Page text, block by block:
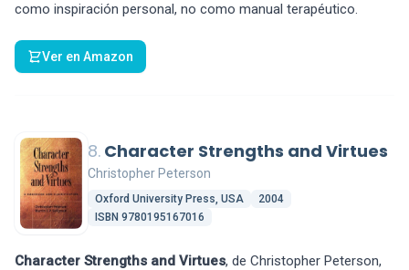
como inspiración personal, no como manual terapéutico.
Ver en Amazon
8. Character Strengths and Virtues
Christopher Peterson
Oxford University Press, USA
2004
ISBN 9780195167016
Character Strengths and Virtues, de Christopher Peterson,